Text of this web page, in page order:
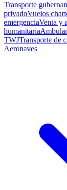
Transporte
privadoVuelos
emergenciaVenta y
humanitaria
TWJTransporte de
Aeronaves